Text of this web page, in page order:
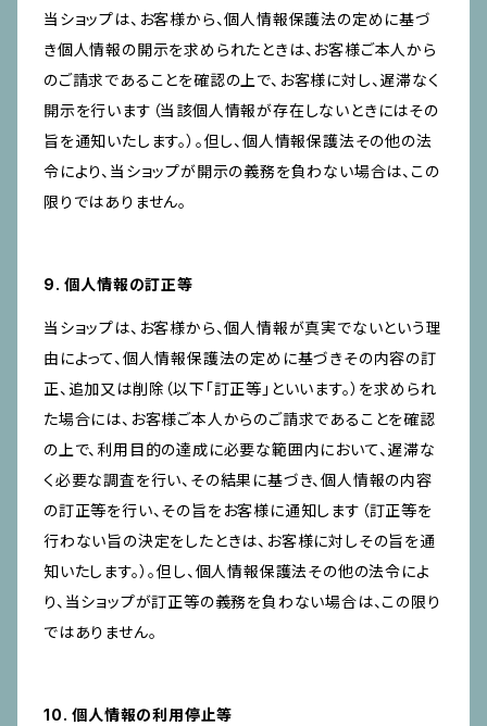
当ショップは、お客様から、個人情報保護法の定めに基づ
き個人情報の開示を求められたときは、お客様ご本人から
のご請求であることを確認の上で、お客様に対し、遅滞なく
開示を行います（当該個人情報が存在しないときにはその
旨を通知いたします。）。但し、個人情報保護法その他の法
令により、当ショップが開示の義務を負わない場合は、この
限りではありません。
9. 個人情報の訂正等
当ショップは、お客様から、個人情報が真実でないという理
由によって、個人情報保護法の定めに基づきその内容の訂
正、追加又は削除（以下「訂正等」といいます。）を求められ
た場合には、お客様ご本人からのご請求であることを確認
の上で、利用目的の達成に必要な範囲内において、遅滞な
く必要な調査を行い、その結果に基づき、個人情報の内容
の訂正等を行い、その旨をお客様に通知します（訂正等を
行わない旨の決定をしたときは、お客様に対しその旨を通
知いたします。）。但し、個人情報保護法その他の法令によ
り、当ショップが訂正等の義務を負わない場合は、この限り
ではありません。
10. 個人情報の利用停止等